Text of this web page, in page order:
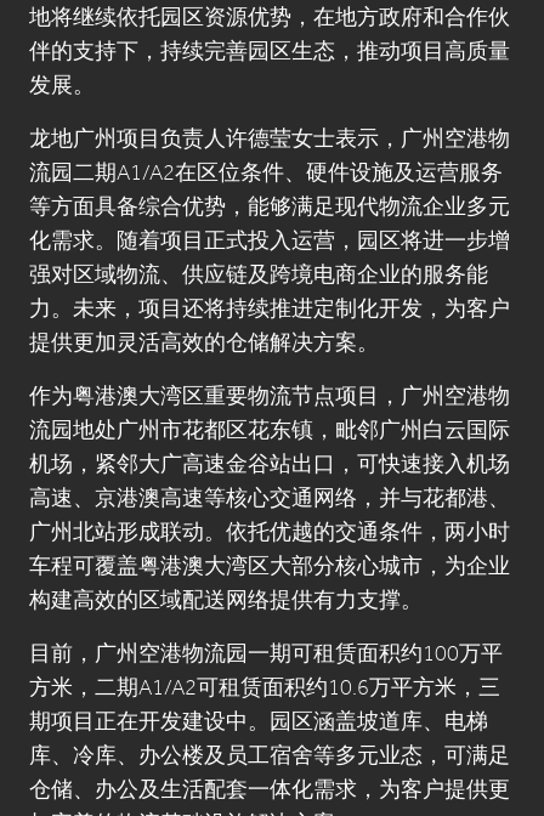
地将继续依托园区资源优势，在地方政府和合作伙
伴的支持下，持续完善园区生态，推动项目高质量
发展。
龙地广州项目负责人许德莹女士表示，广州空港物
流园二期A1/A2在区位条件、硬件设施及运营服务
等方面具备综合优势，能够满足现代物流企业多元
化需求。随着项目正式投入运营，园区将进一步增
强对区域物流、供应链及跨境电商企业的服务能
力。未来，项目还将持续推进定制化开发，为客户
提供更加灵活高效的仓储解决方案。
作为粤港澳大湾区重要物流节点项目，广州空港物
流园地处广州市花都区花东镇，毗邻广州白云国际
机场，紧邻大广高速金谷站出口，可快速接入机场
高速、京港澳高速等核心交通网络，并与花都港、
广州北站形成联动。依托优越的交通条件，两小时
车程可覆盖粤港澳大湾区大部分核心城市，为企业
构建高效的区域配送网络提供有力支撑。
目前，广州空港物流园一期可租赁面积约100万平
方米，二期A1/A2可租赁面积约10.6万平方米，三
期项目正在开发建设中。园区涵盖坡道库、电梯
库、冷库、办公楼及员工宿舍等多元业态，可满足
仓储、办公及生活配套一体化需求，为客户提供更